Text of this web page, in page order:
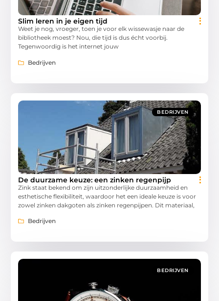
Slim leren in je eigen tijd
Weet je nog, vroeger, toen je voor elk wissewasje naar de
bibliotheek moest? Nou, die tijd is dus écht voorbij.
Tegenwoordig is het internet jouw
Bedrijven
BEDRIJVEN
De duurzame keuze: een zinken regenpijp
Zink staat bekend om zijn uitzonderlijke duurzaamheid en
esthetische flexibiliteit, waardoor het een ideale keuze is voor
zowel zinken dakgoten als zinken regenpijpen. Dit materiaal,
Bedrijven
BEDRIJVEN